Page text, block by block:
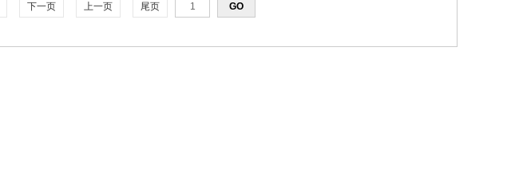
下一页 上一页 尾页